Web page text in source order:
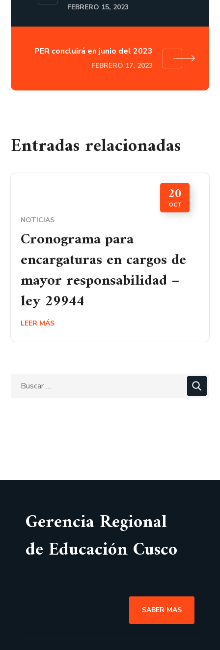
FEBRERO 15, 2023
PER concluirá en junio del 2023
FEBRERO 17, 2023
Entradas relacionadas
20
OCT
NOTICIAS
Cronograma para
encargaturas en cargos de
mayor responsabilidad –
ley 29944
LEER MÁS
Gerencia Regional
de Educación Cusco
SABER MAS